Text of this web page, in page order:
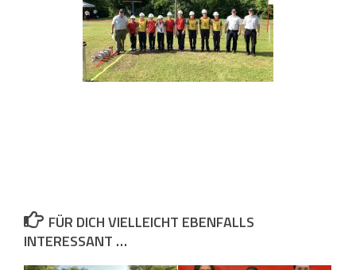
FÜR DICH VIELLEICHT EBENFALLS
INTERESSANT …